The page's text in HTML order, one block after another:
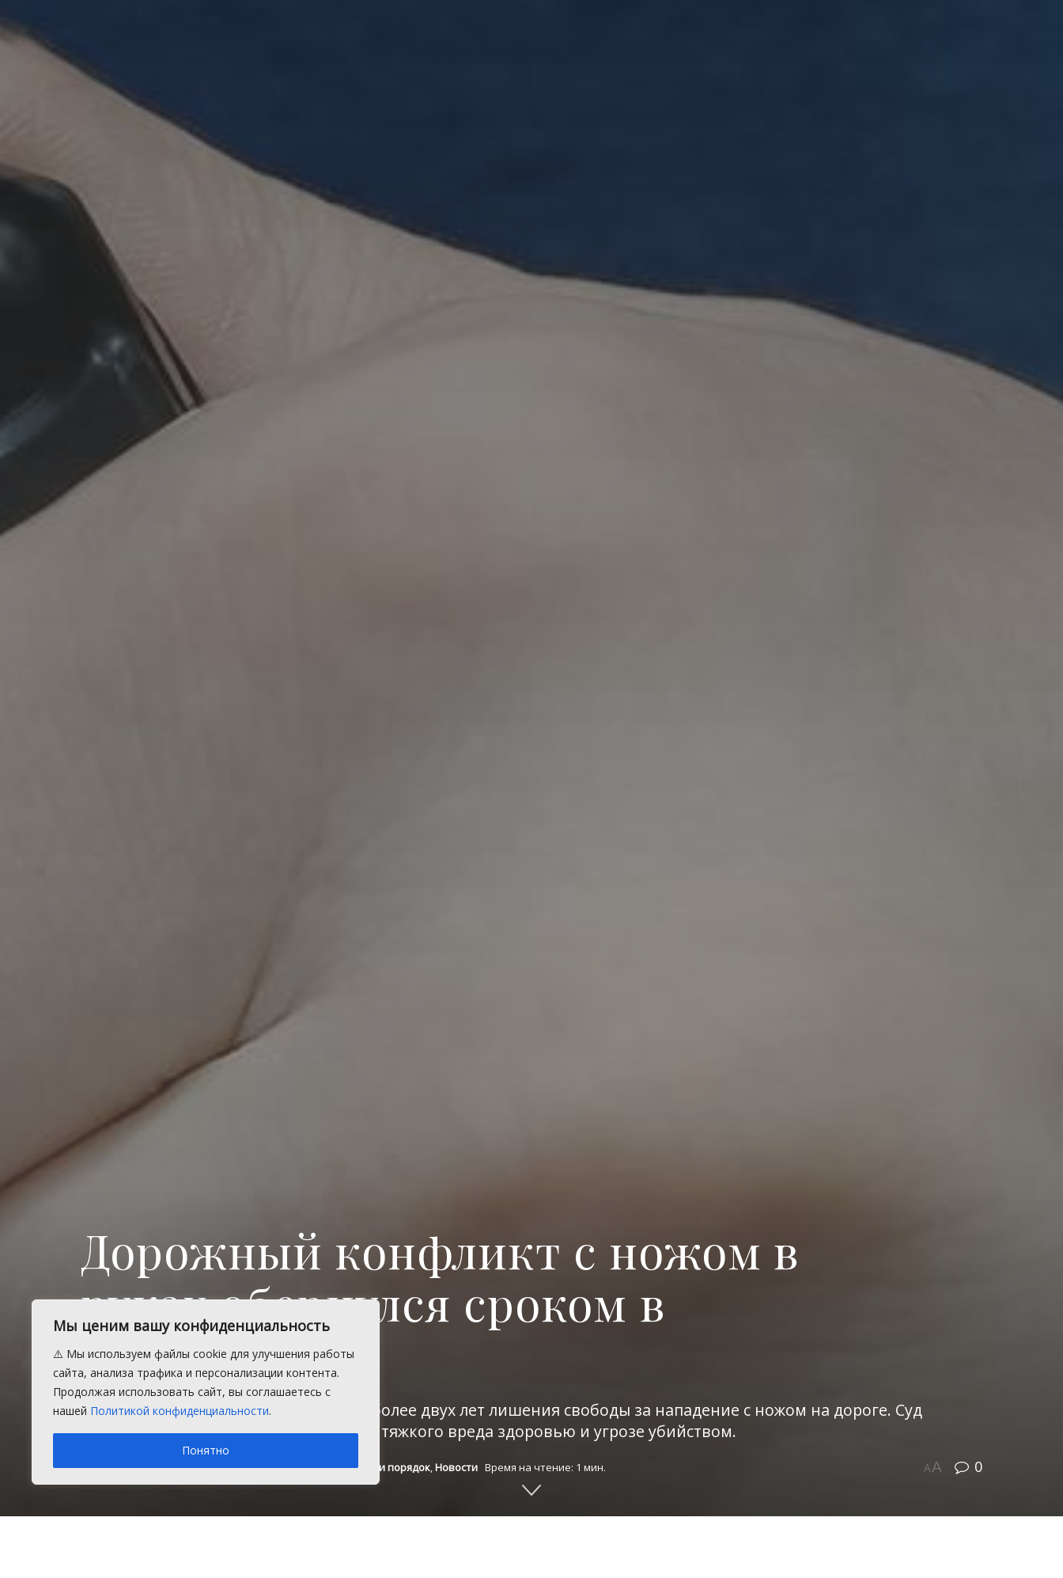
Мы ценим вашу конфиденциальность
⚠️ Мы используем файлы cookie для улучшения работы
сайта, анализа трафика и персонализации контента.
Продолжая использовать сайт, вы соглашаетесь с
нашей Политикой конфиденциальности.
Понятно
Дорожный конфликт с ножом в
руках обернулся сроком в
колонии
Житель Сосновского района получил более двух лет лишения свободы за нападение с ножом на дороге. Суд
признал его виновным в причинении тяжкого вреда здоровью и угрозе убийством.
Понедельник, 2 декабря 2024 г. в рубрикеГлавное,Закон и порядок,Новости Время на чтение: 1 мин. A A 0